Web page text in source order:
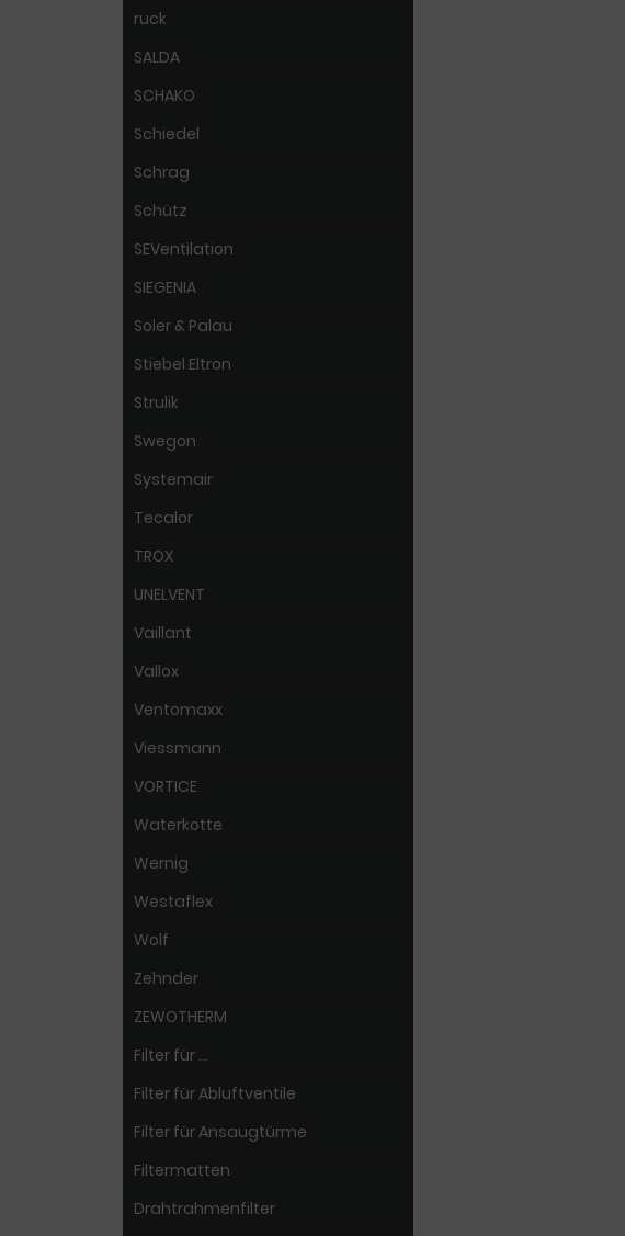
ruck
SALDA
SCHAKO
Schiedel
Schrag
Schütz
SEVentilation
SIEGENIA
Soler & Palau
Stiebel Eltron
Strulik
Swegon
Systemair
Tecalor
TROX
UNELVENT
Vaillant
Vallox
Ventomaxx
Viessmann
VORTICE
Waterkotte
Wernig
Westaflex
Wolf
Zehnder
ZEWOTHERM
Filter für ...
Filter für Abluftventile
Filter für Ansaugtürme
Filtermatten
Drahtrahmenfilter